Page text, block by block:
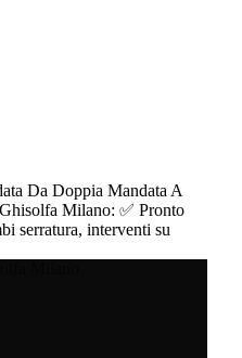
Da Doppia Mandata A
Milano: ✅ Pronto
serratura, interventi su